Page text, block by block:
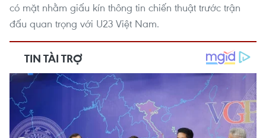
có mặt nhằm giấu kín thông tin chiến thuật trước trận
đấu quan trọng với U23 Việt Nam.